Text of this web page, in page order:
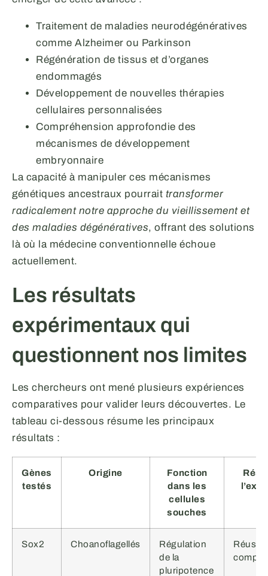
Traitement de maladies neurodégénératives
comme Alzheimer ou Parkinson
Régénération de tissus et d’organes
endommagés
Développement de nouvelles thérapies
cellulaires personnalisées
Compréhension approfondie des
mécanismes de développement
embryonnaire
La capacité à manipuler ces mécanismes
génétiques ancestraux pourrait transformer
radicalement notre approche du vieillissement et
des maladies dégénératives, offrant des solutions
là où la médecine conventionnelle échoue
actuellement.
Les résultats
expérimentaux qui
questionnent nos limites
Les chercheurs ont mené plusieurs expériences
comparatives pour valider leurs découvertes. Le
tableau ci-dessous résume les principaux
résultats :
Gènes
testés
Origine
Fonction
dans les
cellules
souches
Sox2 Choanoflagellés
Régulation
de la
pluripotence